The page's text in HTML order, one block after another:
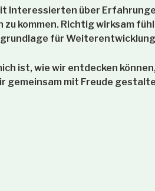
Interessierten über
kommen. Richtig wirksam
für
ist, wie wir entdecken
gemeinsam mit Freude